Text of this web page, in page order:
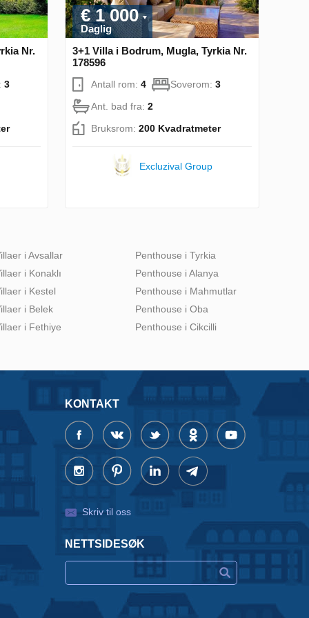
Nr.
3
€ 1 000
Daglig
3+1 Villa i Bodrum, Mugla, Tyrkia Nr.
178596
Antall rom: 4 Soverom: 3
Ant. bad fra: 2
Bruksrom: 200 Kvadratmeter
Excluzival Group
i Avsallar
i Konaklı
i Kestel
i Belek
i Fethiye
Penthouse i Tyrkia
Penthouse i Alanya
Penthouse i Mahmutlar
Penthouse i Oba
Penthouse i Cikcilli
KONTAKT
Skriv til oss
NETTSIDESØK